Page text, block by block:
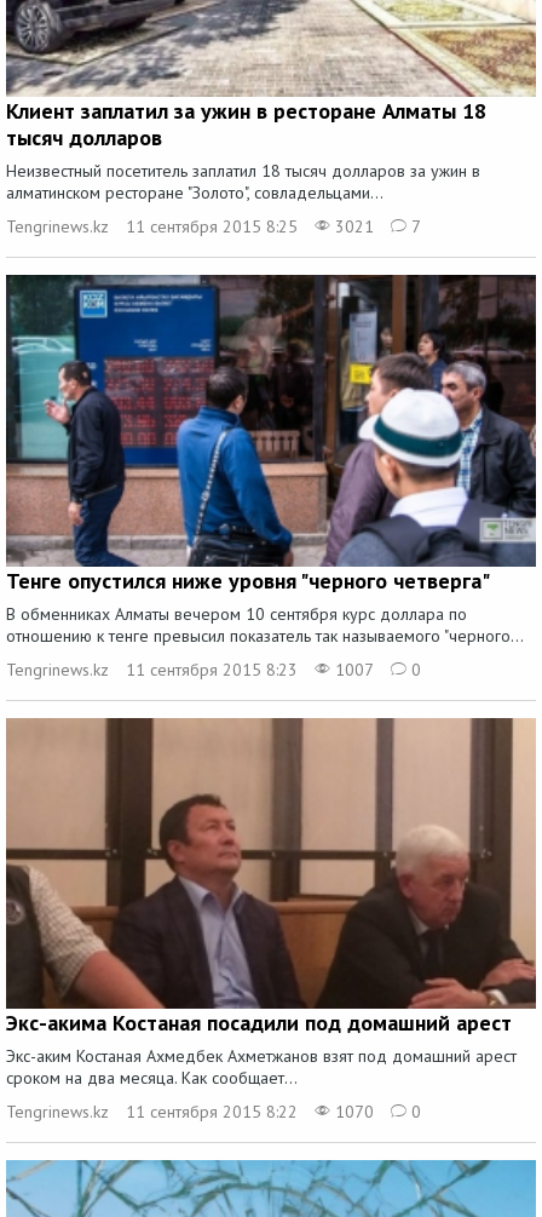
Клиент заплатил за ужин в ресторане Алматы 18
тысяч долларов
Неизвестный посетитель заплатил 18 тысяч долларов за ужин в
алматинском ресторане "Золото", совладельцами...
Tengrinews.kz
11 сентября 2015 8:25 3021 7
Тенге опустился ниже уровня "черного четверга"
В обменниках Алматы вечером 10 сентября курс доллара по
отношению к тенге превысил показатель так называемого "черного...
Tengrinews.kz
11 сентября 2015 8:23 1007 0
Экс-акима Костаная посадили под домашний арест
Экс-аким Костаная Ахмедбек Ахметжанов взят под домашний арест
сроком на два месяца. Как сообщает...
Tengrinews.kz
11 сентября 2015 8:22 1070 0